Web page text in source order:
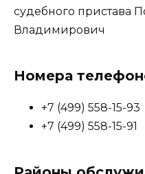
судебного пристава
Владимирович
Номера
+7 (499) 558-15-93
+7 (499) 558-15-91